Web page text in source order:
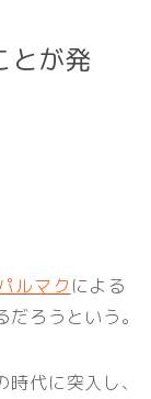
とが発
ルマク による
ろうという。
代に突入し、